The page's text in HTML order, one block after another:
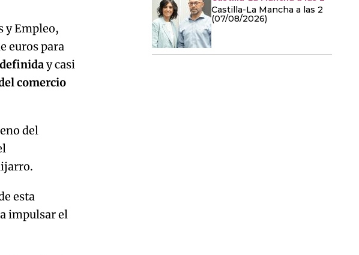
y Empleo,
euros para
y casi
comercio
del
esta
impulsar el
Castilla-La Mancha a las 2
(07/08/2026)